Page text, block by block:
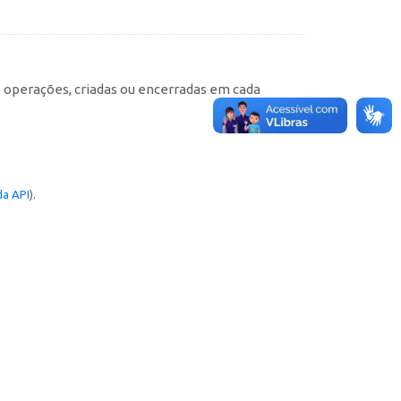
criadas ou encerradas em cada
API).